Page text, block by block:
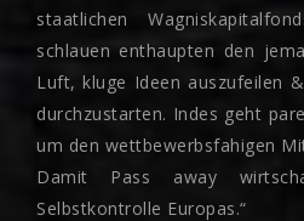
staatlichen
schlauen enthaupten den
Luft, kluge Ideen auszufeilen
durchzustarten. Indes geht
um den wettbewerbsfahigen
Damit Pass away
Selbstkontrolle Europas.“